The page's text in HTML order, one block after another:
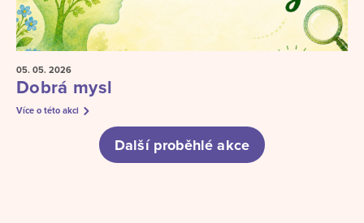
05. 05. 2026
Dobrá mysl
Více o této akci
Další proběhlé akce